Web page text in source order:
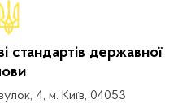
стандартів державної
4, м. Київ, 04053